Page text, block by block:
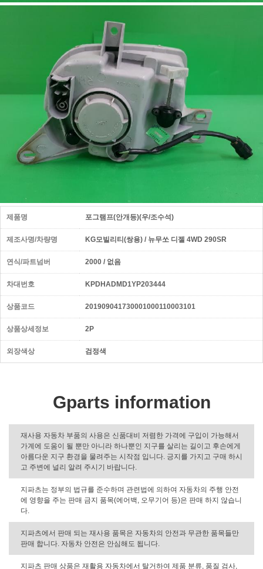
제품명 포그램프(안개등)(우/조수석)
제조사명/차량명 KG모빌리티(쌍용) / 뉴무쏘 디젤 4WD 290SR
연식/파트넘버 2000 / 없음
차대번호 KPDHADMD1YP203444
상품코드 201909041730001000110003101
상품상세정보 2P
외장색상 검정색
Gparts information
재사용 자동차 부품의 사용은 신품대비 저렴한 가격에 구입이 가능해서
가계에 도움이 될 뿐만 아니라 하나뿐인 지구를 살리는 길이고 후손에게
아름다운 지구 환경을 물려주는 시작점 입니다. 긍지를 가지고 구매 하시
고 주변에 널리 알려 주시기 바랍니다.
지파츠는 정부의 법규를 준수하며 관련법에 의하여 자동차의 주행 안전
에 영향을 주는 판매 금지 품목(에어백, 오무기어 등)은 판매 하지 않습니
다.
지파츠에서 판매 되는 재사용 품목은 자동차의 안전과 무관한 품목들만
판매 합니다. 자동차 안전은 안심해도 됩니다.
지파츠 판매 상품은 재활용 자동차에서 탈거하여 제품 분류, 품질 검사,